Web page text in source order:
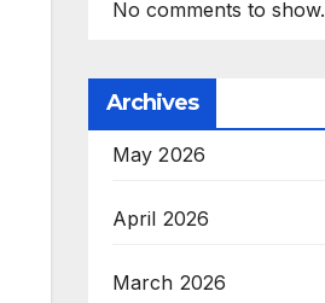
No comments to show.
Archives
May 2026
April 2026
March 2026